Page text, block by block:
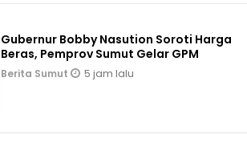
Gubernur Bobby Nasution Soroti Harga
Beras, Pemprov Sumut Gelar GPM
Berita Sumut 5 jam lalu